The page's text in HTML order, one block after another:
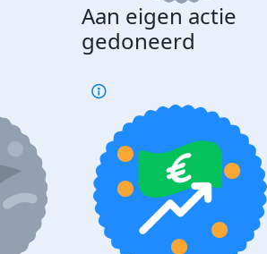
Aan eigen actie
gedoneerd